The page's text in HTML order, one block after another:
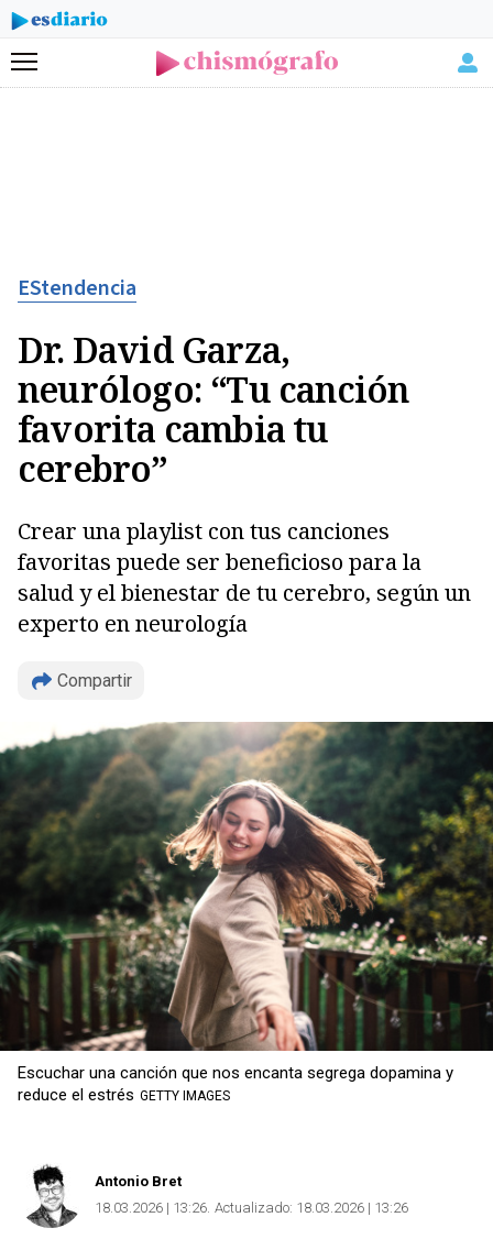
Menú
EStendencia
Dr. David Garza,
neurólogo: “Tu canción
favorita cambia tu
cerebro”
Crear una playlist con tus canciones
favoritas puede ser beneficioso para la
salud y el bienestar de tu cerebro, según un
experto en neurología
Compartir
Copiar
Escuchar una canción que nos encanta segrega dopamina y
reduce el estrés GETTY IMAGES
Antonio Bret
18.03.2026 | 13:26 Actualizado: 18.03.2026 | 13:26